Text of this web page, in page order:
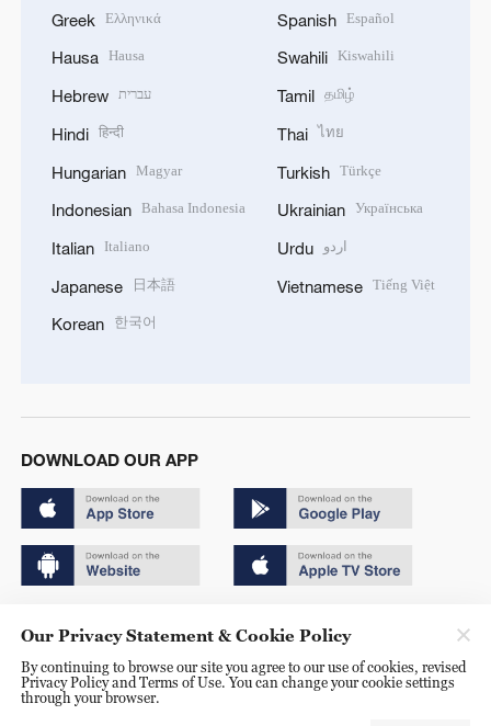
Greek Ελληνικά
Hausa Hausa
Hebrew עברית
Hindi हिन्दी
Hungarian Magyar
Indonesian Bahasa Indonesia
Italian Italiano
Japanese 日本語
Korean 한국어
Spanish Español
Swahili Kiswahili
Tamil தமிழ்
Thai ไทย
Turkish Türkçe
Ukrainian Українська
Urdu اردو
Vietnamese Tiếng Việt
DOWNLOAD OUR APP
京ICP备20000184号
京公网安备 11010502050052号
Our Privacy Statement & Cookie Policy
By continuing to browse our site you agree to our use of cookies, revised
Privacy Policy and Terms of Use. You can change your cookie settings
through your browser.